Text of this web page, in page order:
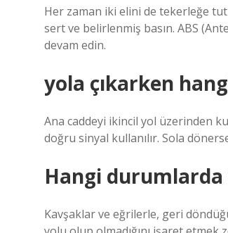
Her zaman iki elini de tekerleğe
sert ve belirlenmiş basın. ABS
devam edin.
yola çıkarken
Ana caddeyi ikincil yol üzerinden
doğru sinyal kullanılır. Sola
Hangi durumlarda
Kavşaklar ve eğrilerle, geri